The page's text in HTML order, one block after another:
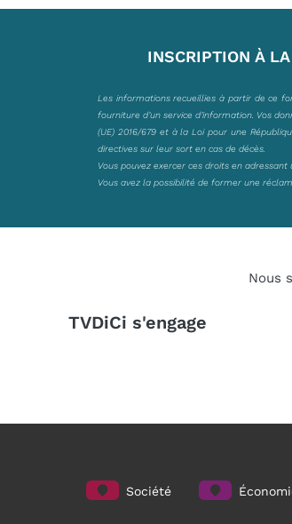
INSCRIPTION À
Les informations recueillies à partir de ce
fourniture d’un service d’information. Vos
(UE) 2016/679 et à la Loi pour une
directives sur leur sort en cas de décès.
Vous pouvez exercer ces droits en adressant
Vous avez la possibilité de former une
TVDiCi s'engage
Nous
Société